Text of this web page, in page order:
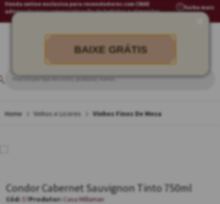
BAIXE GRÁTIS
Venda online exclusiva para revendedores com CNAE
adequado para comercialização de bebidas e alimentos
Saiba mais
Vinhos e Licores Vinhos Finos De Mesa
Condor Cabernet Sauvignon Tinto 750ml
57 Casa Millaman